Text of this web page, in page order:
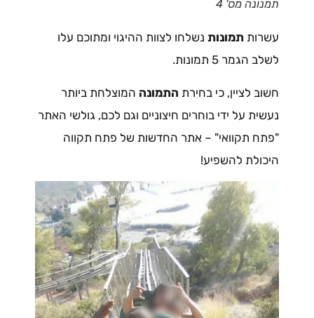
תמנונה מס' 4
עשרות תמונות נשלחו לצוות ההיגוי ומתוכם עלו
לשלב הגמר 5 תמונות.
חשוב לציין, כי בחירת התמונה המוצלחת ביותר
נעשית על ידי בוחרים חיצוניים וגם לכם, גולשי האתר
"פתח תקוואי" – אתר החדשות של פתח תקווה
היכולת להשפיע!